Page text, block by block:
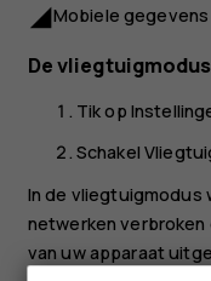
network_cellMobiele gegevens
De
Tik op
Schakel
In de vliegtuigmodus
netwerken
van uw apparaat